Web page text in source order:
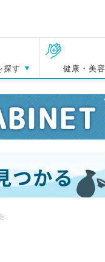
探す 健康・美容